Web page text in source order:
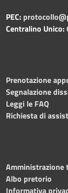
PEC:
Centralino Unico:
Prenotazione
Segnalazione
Leggi le FAQ
Richiesta di
Amministrazione
Albo pretorio